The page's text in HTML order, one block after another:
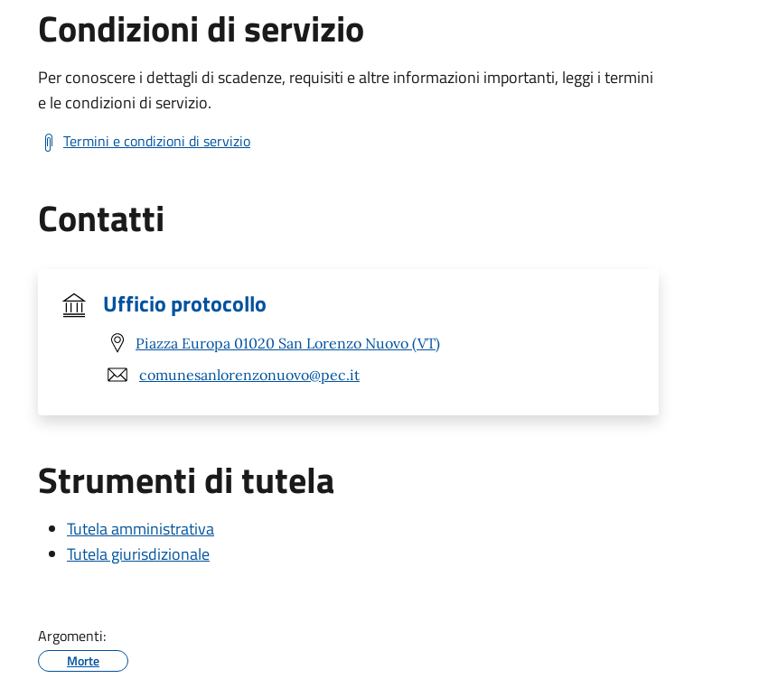
Condizioni di servizio
Per conoscere i dettagli di scadenze, requisiti e altre informazioni importanti, leggi i termini
e le condizioni di servizio.
Termini e condizioni di servizio
Contatti
Ufficio protocollo
Piazza Europa 01020 San Lorenzo Nuovo (VT)
comunesanlorenzonuovo@pec.it
Strumenti di tutela
Tutela amministrativa
Tutela giurisdizionale
Argomenti:
Morte